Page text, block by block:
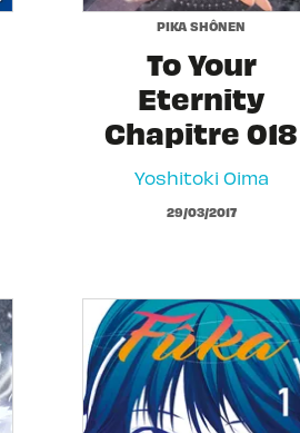
PIKA SHÔNEN
To Your
Eternity
Chapitre 018
Yoshitoki Oima
29/03/2017